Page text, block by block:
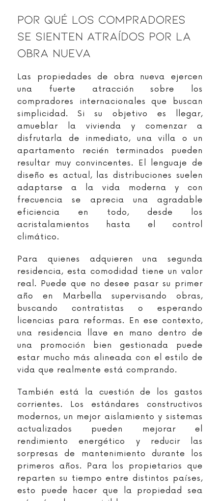
Por Qué Los Compradores
Se Sienten Atraídos Por La
Obra Nueva
Las propiedades de obra nueva ejercen
una fuerte atracción sobre los
compradores internacionales que buscan
simplicidad. Si su objetivo es llegar,
amueblar la vivienda y comenzar a
disfrutarla de inmediato, una villa o un
apartamento recién terminados pueden
resultar muy convincentes. El lenguaje de
diseño es actual, las distribuciones suelen
adaptarse a la vida moderna y con
frecuencia se aprecia una agradable
eficiencia en todo, desde los
acristalamientos hasta el control
climático.
Para quienes adquieren una segunda
residencia, esta comodidad tiene un valor
real. Puede que no desee pasar su primer
año en Marbella supervisando obras,
buscando contratistas o esperando
licencias para reformas. En ese contexto,
una residencia llave en mano dentro de
una promoción bien gestionada puede
estar mucho más alineada con el estilo de
vida que realmente está comprando.
También está la cuestión de los gastos
corrientes. Los estándares constructivos
modernos, un mejor aislamiento y sistemas
actualizados pueden mejorar el
rendimiento energético y reducir las
sorpresas de mantenimiento durante los
primeros años. Para los propietarios que
reparten su tiempo entre distintos países,
esto puede hacer que la propiedad sea